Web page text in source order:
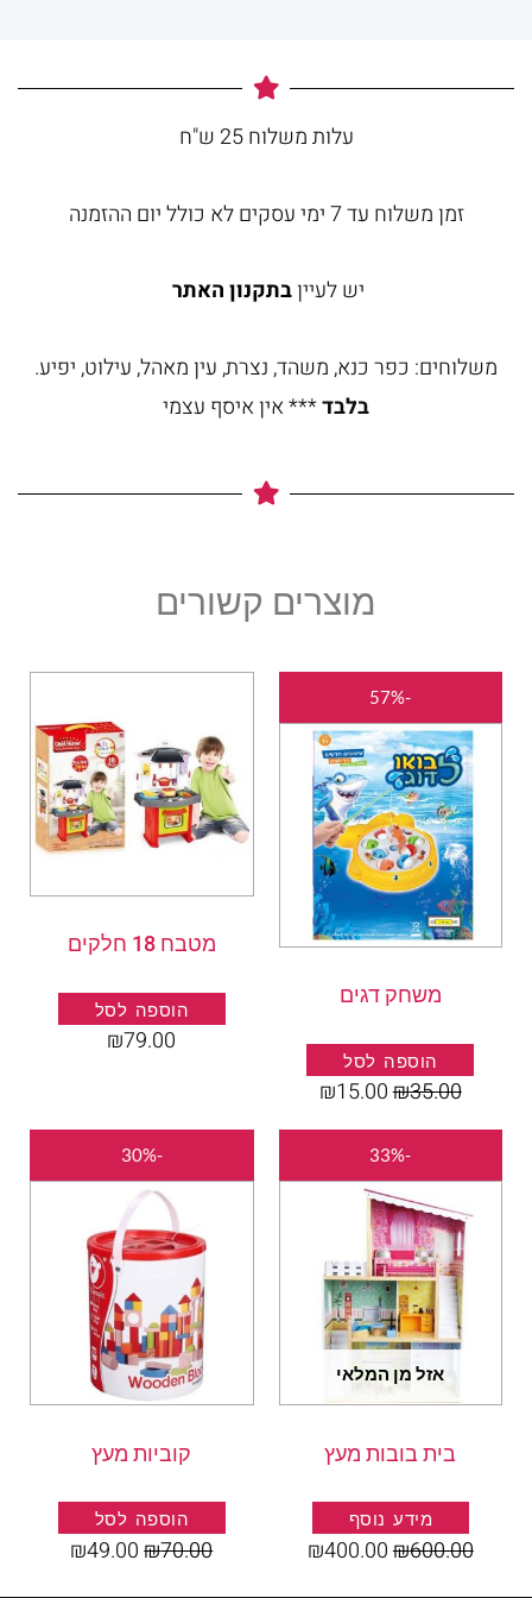
עלות משלוח 25 ש"ח
זמן משלוח עד 7 ימי עסקים לא כולל יום ההזמנה
יש לעייןבתקנון האתר
משלוחים: כפר כנא, משהד, נצרת, עין מאהל, עילוט, יפיע.
בלבד*** אין איסף עצמי
מוצרים קשורים
-57%
משחק דגים
הוספה לסל
₪35.00
המחיר
המקורי
היה:
₪35.00.
₪15.00
הוא:
₪15.00.
מטבח 18 חלקים
הוספה לסל
₪79.00
-33%
אזל מן המלאי
בית בובות מעץ
מידע נוסף
₪600.00
המחיר
המקורי
היה:
₪600.00.
₪400.00
-30%
קוביות מעץ
הוספה לסל
₪70.00
המחיר
המקורי
היה:
₪70.00.
₪49.00